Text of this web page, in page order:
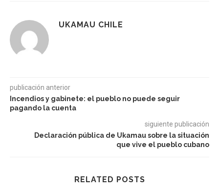
UKAMAU CHILE
publicación anterior
Incendios y gabinete: el pueblo no puede seguir
pagando la cuenta
siguiente publicación
Declaración pública de Ukamau sobre la situación
que vive el pueblo cubano
RELATED POSTS